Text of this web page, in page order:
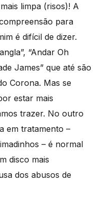
limpa (risos)! A
para
é difícil de dizer.
“Andar Oh
James” que até são
Corona. Mas se
estar mais
trazer. No outro
em tratamento –
– é normal
disco mais
dos abusos de